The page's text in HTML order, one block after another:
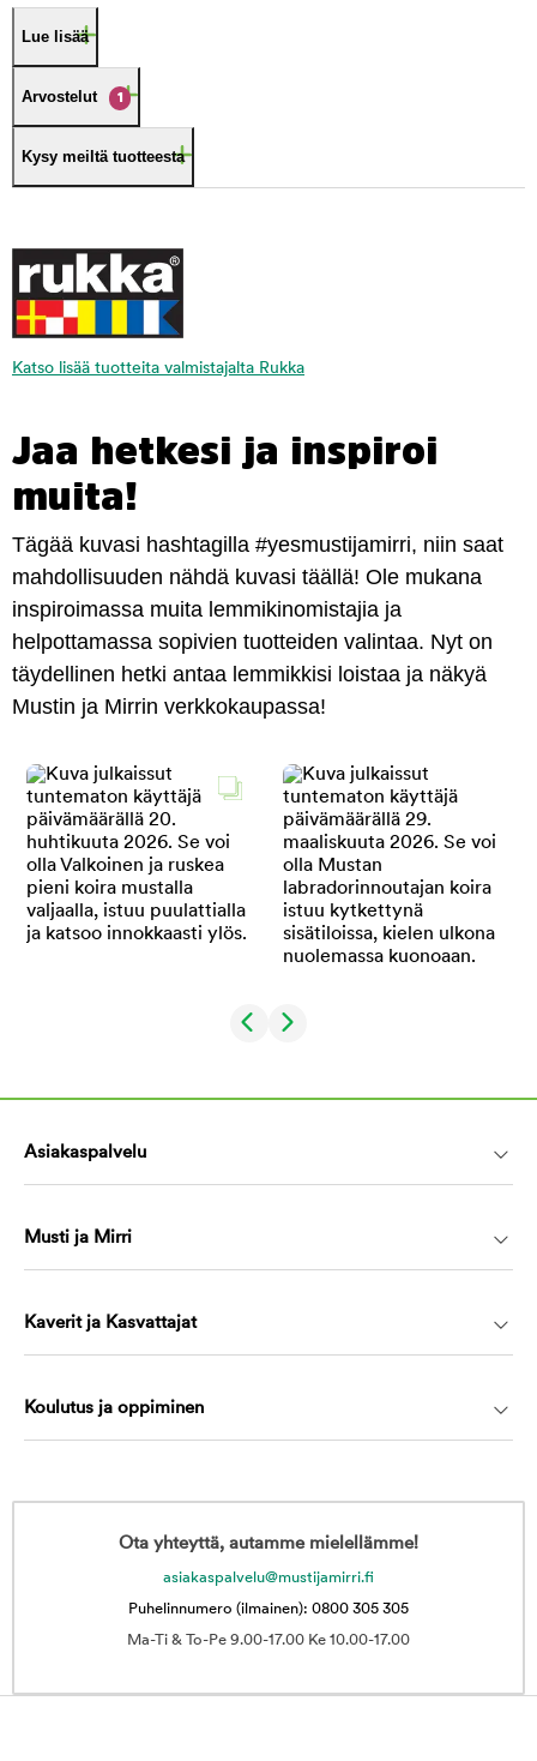
Lue lisää
Arvostelut 1
Kysy meiltä tuotteesta
Katso lisää tuotteita valmistajalta Rukka
Jaa hetkesi ja inspiroi
muita!
Tägää kuvasi hashtagilla #yesmustijamirri, niin saat
mahdollisuuden nähdä kuvasi täällä! Ole mukana
inspiroimassa muita lemmikinomistajia ja
helpottamassa sopivien tuotteiden valintaa. Nyt on
täydellinen hetki antaa lemmikkisi loistaa ja näkyä
Mustin ja Mirrin verkkokaupassa!
Asiakaspalvelu
Musti ja Mirri
Kaverit ja Kasvattajat
Koulutus ja oppiminen
Ota yhteyttä, autamme mielellämme!
asiakaspalvelu@mustijamirri.fi
Puhelinnumero (ilmainen): 0800 305 305
Ma-Ti & To-Pe 9.00-17.00 Ke 10.00-17.00